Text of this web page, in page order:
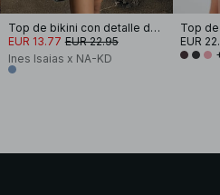
Top de bikini con detalle de hebilla
EUR 13.77 EUR 22.95
Ines Isaias x NA-KD
Top
EUR